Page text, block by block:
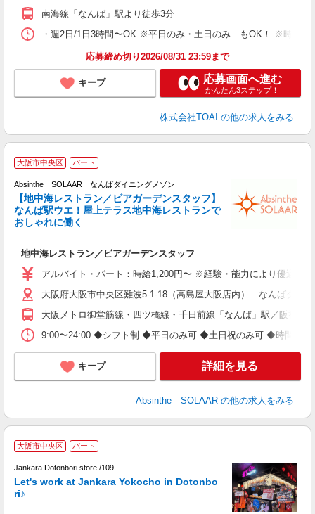
南海線「なんば」駅より徒歩3分
・週2日/1日3時間〜OK ※平日のみ・土日のみ…もOK！ ※時短勤
応募締め切り2026/08/31 23:59まで
キープ 応募画面へ進む
かんたん3ステップ！
株式会社TOAI の他の求人をみる
大阪市中央区 パート
Absinthe SOLAAR なんばダイニングメゾン
【地中海レストラン／ビアガーデンスタッフ】
なんば駅ウエ！屋上テラス地中海レストランで
おしゃれに働く
地中海レストラン／ビアガーデンスタッフ
アルバイト・パート：時給1,200円〜 ※経験・能力により優遇し
大阪府大阪市中央区難波5-1-18（高島屋大阪店内） なんばダイ
大阪メトロ御堂筋線・四ツ橋線・千日前線「なんば」駅／阪神
9:00〜24:00 ◆シフト制 ◆平日のみ可 ◆土日祝のみ可 ◆時間・
キープ 詳細を見る
Absinthe SOLAAR の他の求人をみる
大阪市中央区 パート
Jankara Dotonbori store /109
Let's work at Jankara Yokocho in Dotonbo
ri♪